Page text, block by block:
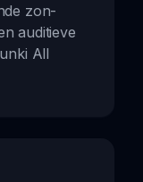
zon-
auditieve
All